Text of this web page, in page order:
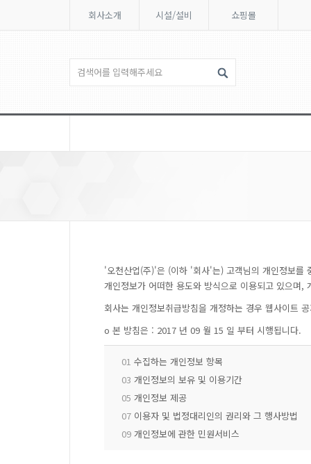
회사소개 시설/설비 쇼핑몰
'오천산업(주)'은 (이하 '회사'는) 고객님의 개인정보를
개인정보가 어떠한 용도와 방식으로 이용되고 있으며
회사는 개인정보취급방침을 개정하는 경우 웹사이트
ο 본 방침은 : 2017 년 09 월 15 일 부터 시행됩니다.
01 수집하는 개인정보 항목
03 개인정보의 보유 및 이용기간
05 개인정보 제공
07 이용자 및 법정대리인의 권리와 그 행사방법
09 개인정보에 관한 민원서비스